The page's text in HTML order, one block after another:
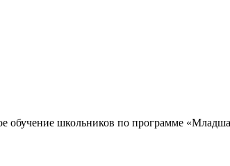
обучение школьников по программе